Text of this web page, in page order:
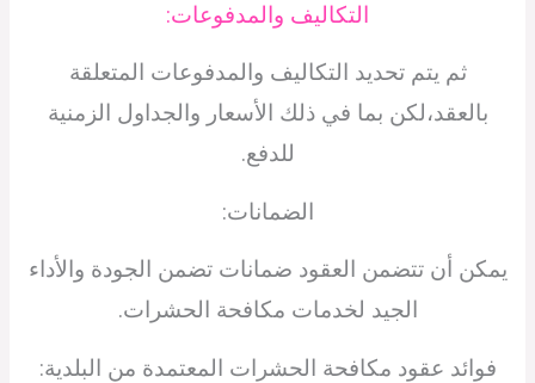
التكاليف والمدفوعات:
ثم يتم تحديد التكاليف والمدفوعات المتعلقة
بالعقد،لكن بما في ذلك الأسعار والجداول الزمنية
للدفع.
الضمانات:
يمكن أن تتضمن العقود ضمانات تضمن الجودة والأداء
الجيد لخدمات مكافحة الحشرات.
فوائد عقود مكافحة الحشرات المعتمدة من البلدية: